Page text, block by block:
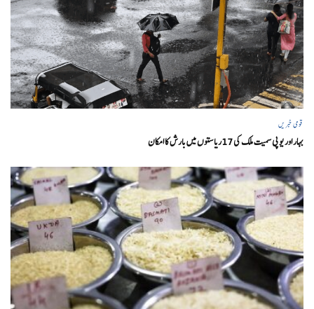
قومی خبریں
بہار اور یو پی سمیت ملک کی 17ریاستوں میں بارش کا امکان